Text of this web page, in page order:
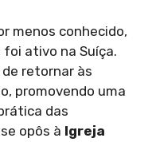
menos conhecido,
ativo na Suíça.
retornar às
promovendo uma
das
opôs à Igreja